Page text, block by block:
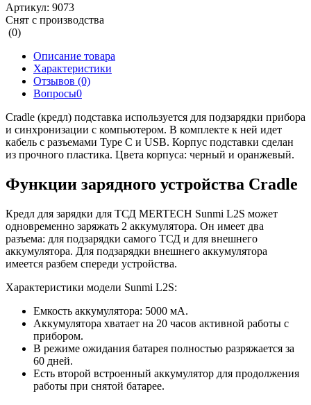
Артикул: 9073
Снят с производства
(0)
Описание товара
Характеристики
Отзывов (0)
Вопросы0
Cradle (кредл) подставка используется для подзарядки прибора
и синхронизации с компьютером. В комплекте к ней идет
кабель с разъемами Type С и USB. Корпус подставки сделан
из прочного пластика. Цвета корпуса: черный и оранжевый.
Функции зарядного устройства Cradle
Кредл для зарядки для ТСД MERTECH Sunmi L2S может
одновременно заряжать 2 аккумулятора. Он имеет два
разъема: для подзарядки самого ТСД и для внешнего
аккумулятора. Для подзарядки внешнего аккумулятора
имеется разбем спереди устройства.
Характеристики модели Sunmi L2S:
Емкость аккумулятора: 5000 мА.
Аккумулятора хватает на 20 часов активной работы с
прибором.
В режиме ожидания батарея полностью разряжается за
60 дней.
Есть второй встроенный аккумулятор для продолжения
работы при снятой батарее.